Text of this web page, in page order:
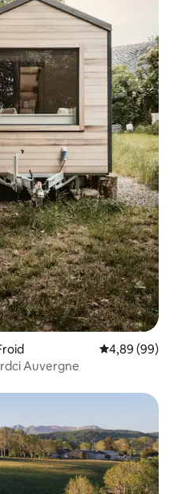
Priemerné
4,89 (99)
Auvergne